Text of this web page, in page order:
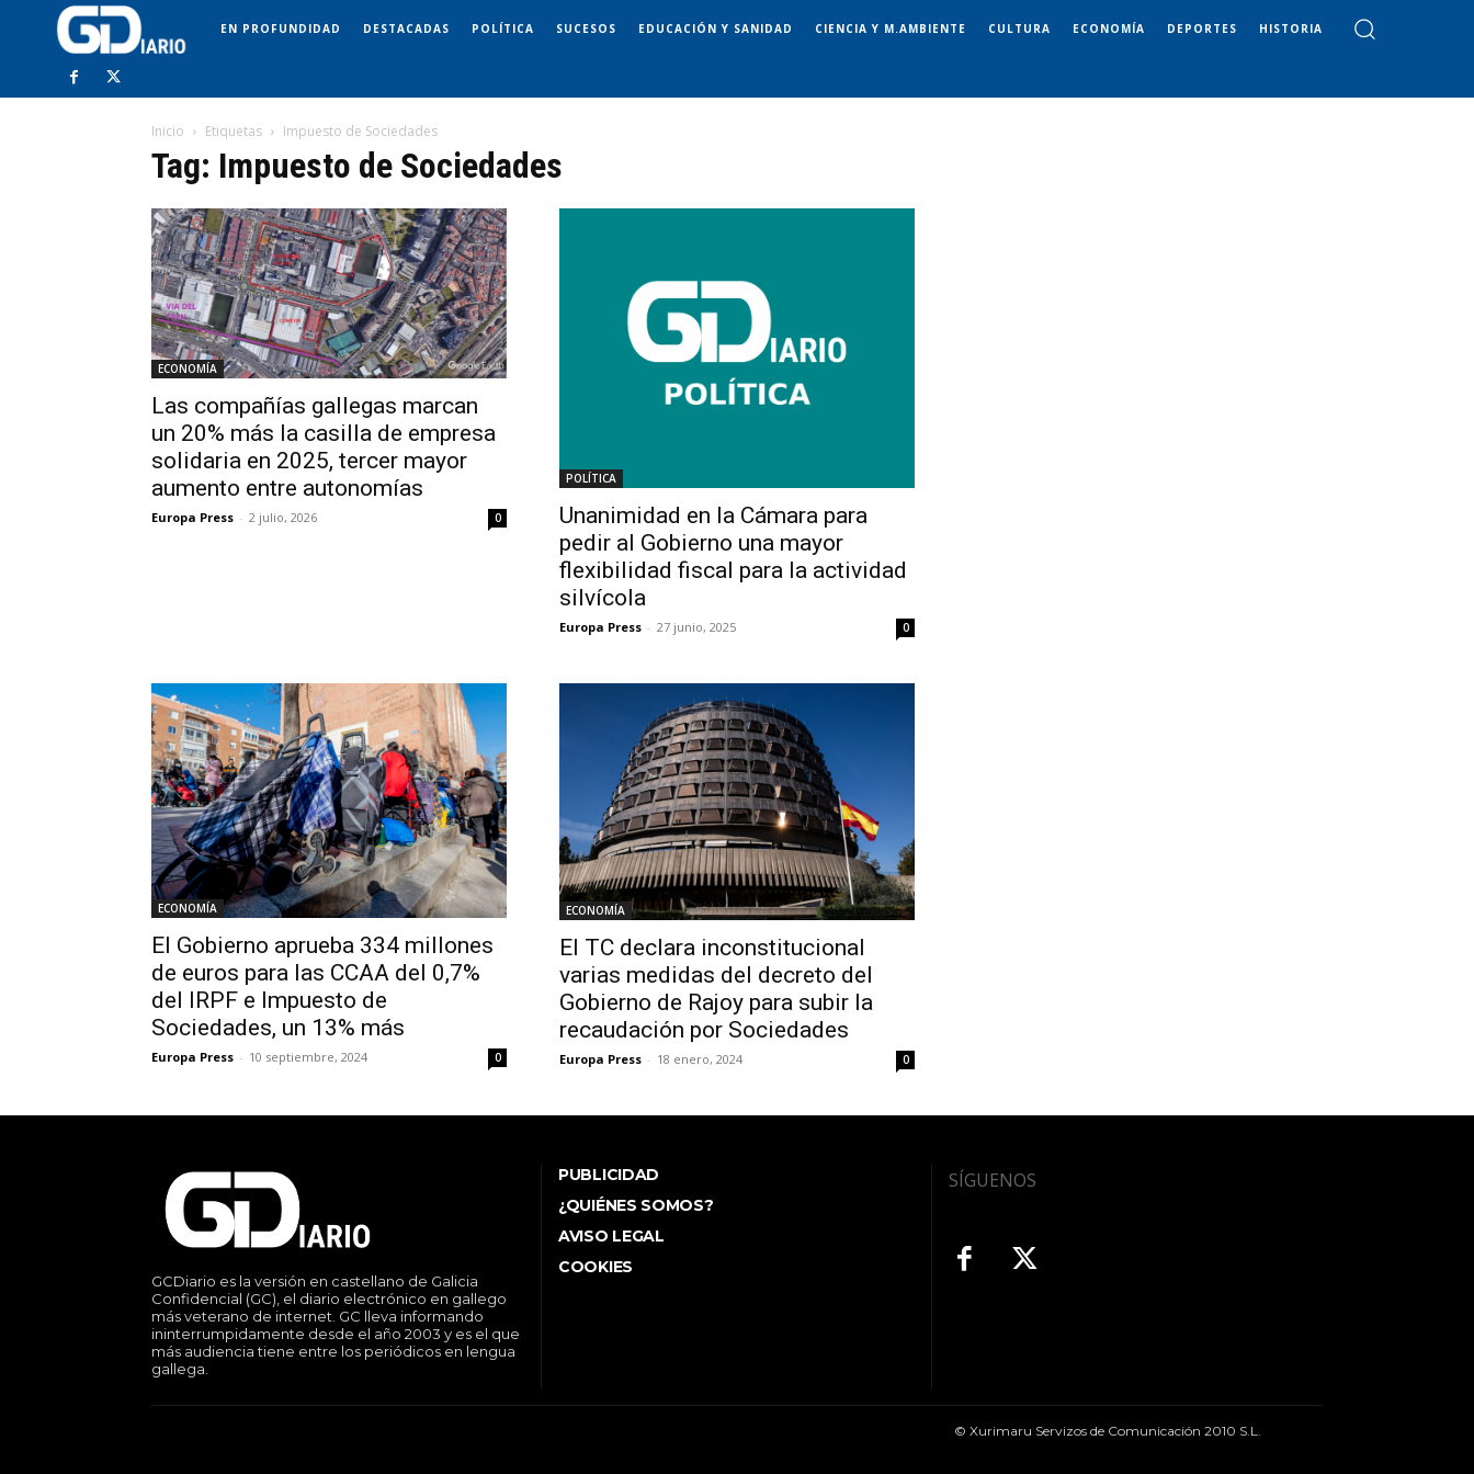
EN PROFUNDIDAD DESTACADAS POLÍTICA SUCESOS EDUCACIÓN Y SANIDAD CIENCIA Y M.AMBIENTE CULTURA ECONOMÍA DEPORTES HISTORIA
Inicio Etiquetas Impuesto de Sociedades
Tag: Impuesto de Sociedades
ECONOMÍA
Las compañías gallegas marcan
un 20% más la casilla de empresa
solidaria en 2025, tercer mayor
aumento entre autonomías
Europa Press - 2 julio, 2026 0
POLÍTICA
Unanimidad en la Cámara para
pedir al Gobierno una mayor
flexibilidad fiscal para la actividad
silvícola
Europa Press - 27 junio, 2025 0
ECONOMÍA
El Gobierno aprueba 334 millones
de euros para las CCAA del 0,7%
del IRPF e Impuesto de
Sociedades, un 13% más
Europa Press - 10 septiembre, 2024 0
ECONOMÍA
El TC declara inconstitucional
varias medidas del decreto del
Gobierno de Rajoy para subir la
recaudación por Sociedades
Europa Press - 18 enero, 2024 0
GCDiario es la versión en castellano de Galicia
Confidencial (GC), el diario electrónico en gallego
más veterano de internet. GC lleva informando
ininterrumpidamente desde el año 2003 y es el que
más audiencia tiene entre los periódicos en lengua
gallega.
PUBLICIDAD
¿QUIÉNES SOMOS?
AVISO LEGAL
COOKIES
SÍGUENOS
© Xurimaru Servizos de Comunicación 2010 S.L.